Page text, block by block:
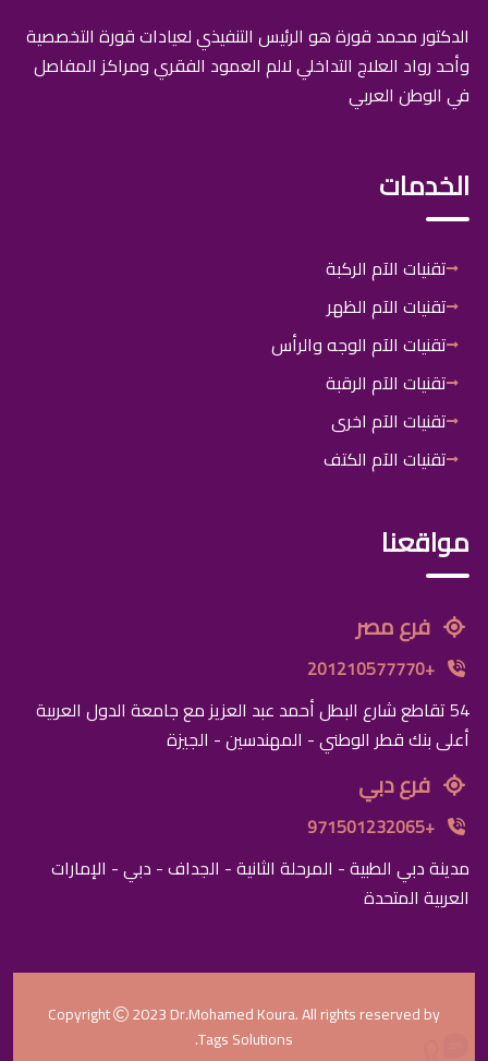
الدكتور محمد قورة هو الرئيس التنفيذي لعيادات قورة التخصصية
وأحد رواد العلاج التداخلي لالم العمود الفقري ومراكز المفاصل
في الوطن العربي
الخدمات
تقنيات الآم الركبة
تقنيات الآم الظهر
تقنيات الآم الوجه والرأس
تقنيات الآم الرقبة
تقنيات الآم اخرى
تقنيات الآم الكتف
مواقعنا
فرع مصر
+201210577770
54 تقاطع شارع البطل أحمد عبد العزيز مع جامعة الدول العربية
أعلى بنك قطر الوطني - المهندسين - الجيزة
فرع دبي
+971501232065
مدينة دبي الطبية - المرحلة الثانية - الجداف - دبي - الإمارات
العربية المتحدة
Copyright 2023Dr.Mohamed Koura. All rights reserved by
Tags Solutions
.